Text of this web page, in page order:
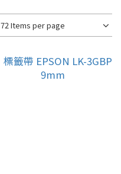
72 Items per page